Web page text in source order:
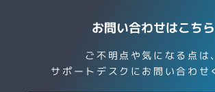
お問い合わせはこちら
ご不明点や気になる点は、
サポートデスクにお問い合わせ